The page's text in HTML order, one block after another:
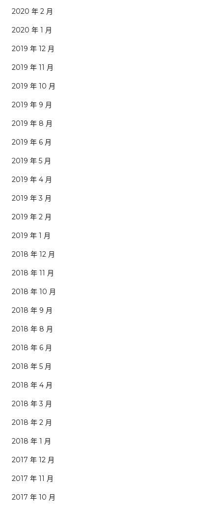
2020 年 2 月
2020 年 1 月
2019 年 12 月
2019 年 11 月
2019 年 10 月
2019 年 9 月
2019 年 8 月
2019 年 6 月
2019 年 5 月
2019 年 4 月
2019 年 3 月
2019 年 2 月
2019 年 1 月
2018 年 12 月
2018 年 11 月
2018 年 10 月
2018 年 9 月
2018 年 8 月
2018 年 6 月
2018 年 5 月
2018 年 4 月
2018 年 3 月
2018 年 2 月
2018 年 1 月
2017 年 12 月
2017 年 11 月
2017 年 10 月